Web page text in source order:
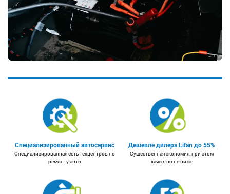
Специализированный автосервис
Специализированная сеть техцентров по
ремонту авто
Дешевле дилера Lifan до 55%
Существенная экономия, при этом
качество не ниже